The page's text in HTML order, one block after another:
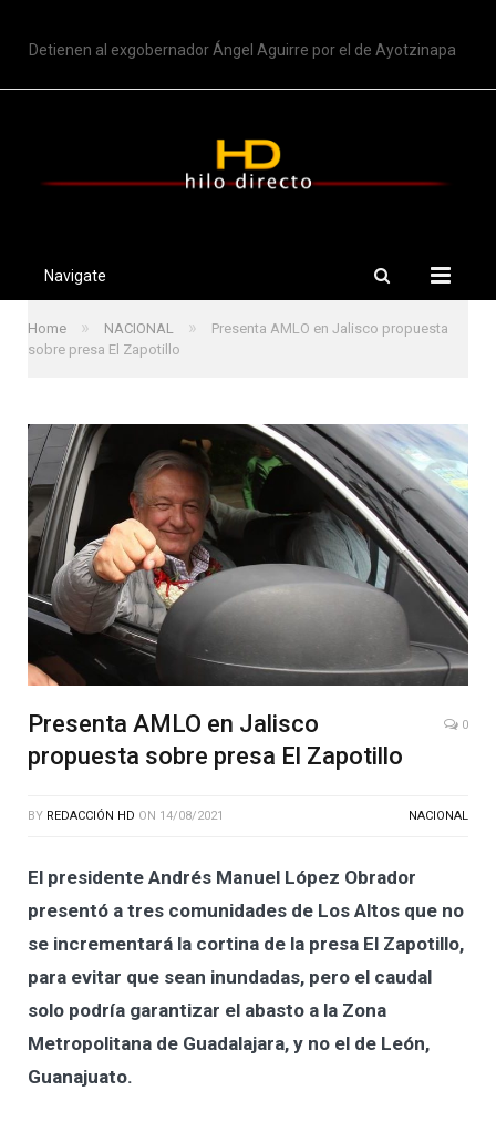
Nuevo intento de Trump sobre limitar ciudadanía por nacimiento
Navigate
Home » NACIONAL »
Presenta AMLO en Jalisco propuesta
sobre presa El Zapotillo
Presenta AMLO en Jalisco
propuesta sobre presa El Zapotillo
0
BY REDACCIÓN HD ON 14/08/2021 NACIONAL
El presidente Andrés Manuel López Obrador
presentó a tres comunidades de Los Altos que no
se incrementará la cortina de la presa El Zapotillo,
para evitar que sean inundadas, pero el caudal
solo podría garantizar el abasto a la Zona
Metropolitana de Guadalajara, y no el de León,
Guanajuato.